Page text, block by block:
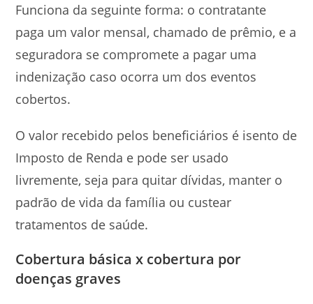
Funciona da seguinte forma: o contratante
paga um valor mensal, chamado de prêmio, e a
seguradora se compromete a pagar uma
indenização caso ocorra um dos eventos
cobertos.
O valor recebido pelos beneficiários é isento de
Imposto de Renda e pode ser usado
livremente, seja para quitar dívidas, manter o
padrão de vida da família ou custear
tratamentos de saúde.
Cobertura básica x cobertura por
doenças graves